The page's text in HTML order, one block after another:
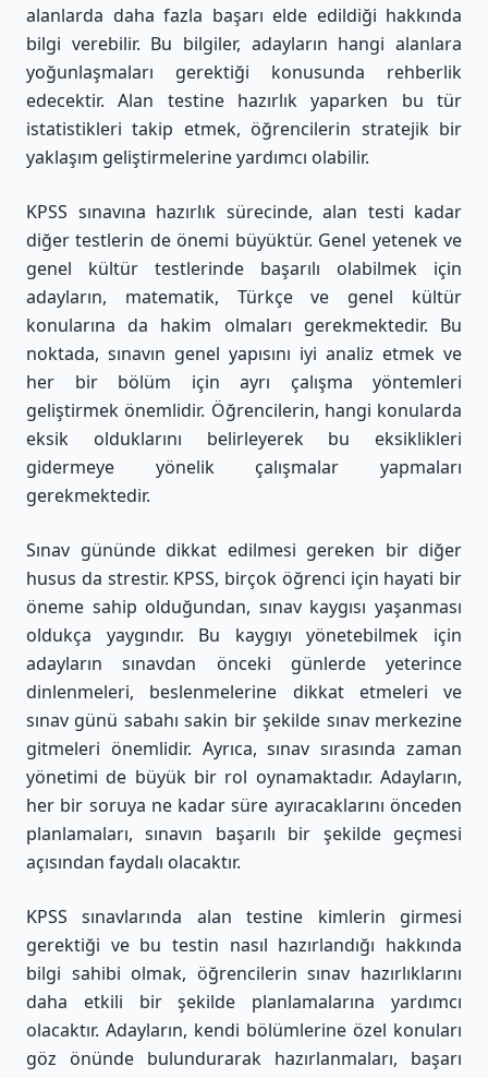
alanlarda daha fazla başarı elde edildiği hakkında
bilgi verebilir. Bu bilgiler, adayların hangi alanlara
yoğunlaşmaları gerektiği konusunda rehberlik
edecektir. Alan testine hazırlık yaparken bu tür
istatistikleri takip etmek, öğrencilerin stratejik bir
yaklaşım geliştirmelerine yardımcı olabilir.
KPSS sınavına hazırlık sürecinde, alan testi kadar
diğer testlerin de önemi büyüktür. Genel yetenek ve
genel kültür testlerinde başarılı olabilmek için
adayların, matematik, Türkçe ve genel kültür
konularına da hakim olmaları gerekmektedir. Bu
noktada, sınavın genel yapısını iyi analiz etmek ve
her bir bölüm için ayrı çalışma yöntemleri
geliştirmek önemlidir. Öğrencilerin, hangi konularda
eksik olduklarını belirleyerek bu eksiklikleri
gidermeye yönelik çalışmalar yapmaları
gerekmektedir.
Sınav gününde dikkat edilmesi gereken bir diğer
husus da strestir. KPSS, birçok öğrenci için hayati bir
öneme sahip olduğundan, sınav kaygısı yaşanması
oldukça yaygındır. Bu kaygıyı yönetebilmek için
adayların sınavdan önceki günlerde yeterince
dinlenmeleri, beslenmelerine dikkat etmeleri ve
sınav günü sabahı sakin bir şekilde sınav merkezine
gitmeleri önemlidir. Ayrıca, sınav sırasında zaman
yönetimi de büyük bir rol oynamaktadır. Adayların,
her bir soruya ne kadar süre ayıracaklarını önceden
planlamaları, sınavın başarılı bir şekilde geçmesi
açısından faydalı olacaktır.
KPSS sınavlarında alan testine kimlerin girmesi
gerektiği ve bu testin nasıl hazırlandığı hakkında
bilgi sahibi olmak, öğrencilerin sınav hazırlıklarını
daha etkili bir şekilde planlamalarına yardımcı
olacaktır. Adayların, kendi bölümlerine özel konuları
göz önünde bulundurarak hazırlanmaları, başarı